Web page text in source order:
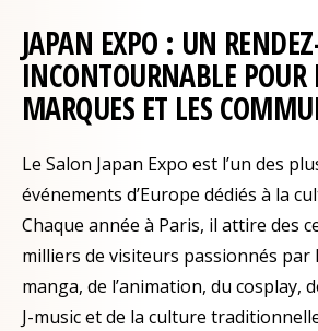
JAPAN EXPO : UN
INCONTOURNABLE POUR
MARQUES ET LES
Le Salon Japan Expo est l’un des
événements d’Europe dédiés à la
Chaque année à Paris, il attire des
milliers de visiteurs passionnés par
manga, de l’animation, du cosplay,
J-music et de la culture